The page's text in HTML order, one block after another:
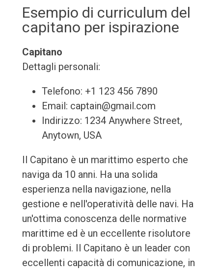
Esempio di curriculum del
capitano per ispirazione
Capitano
Dettagli personali:
Telefono: +1 123 456 7890
Email: captain@gmail.com
Indirizzo: 1234 Anywhere Street,
Anytown, USA
Il Capitano è un marittimo esperto che
naviga da 10 anni. Ha una solida
esperienza nella navigazione, nella
gestione e nell'operatività delle navi. Ha
un'ottima conoscenza delle normative
marittime ed è un eccellente risolutore
di problemi. Il Capitano è un leader con
eccellenti capacità di comunicazione, in